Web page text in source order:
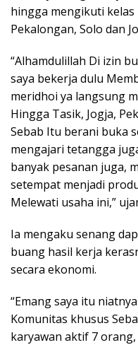
hingga mengikuti
Pekalongan, Solo dan
“Alhamdulillah Di izin
saya bekerja dulu
meridhoi ya langsung
Hingga Tasik, Jogja,
Sebab Itu berani buka
mengajari tetangga
banyak pesanan juga,
setempat menjadi
Melewati usaha ini,”
Ia mengaku senang
buang hasil kerja
secara ekonomi.
“Emang saya itu
Komunitas khusus
karyawan aktif 7